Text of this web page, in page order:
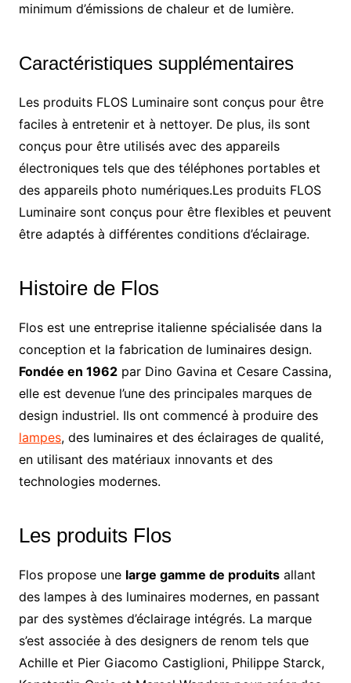
minimum d’émissions de chaleur et de lumière.
Caractéristiques supplémentaires
Les produits FLOS Luminaire sont conçus pour être
faciles à entretenir et à nettoyer. De plus, ils sont
conçus pour être utilisés avec des appareils
électroniques tels que des téléphones portables et
des appareils photo numériques.Les produits FLOS
Luminaire sont conçus pour être flexibles et peuvent
être adaptés à différentes conditions d’éclairage.
Histoire de Flos
Flos est une entreprise italienne spécialisée dans la
conception et la fabrication de luminaires design.
Fondée en 1962par Dino Gavina et Cesare Cassina,
elle est devenue l’une des principales marques de
design industriel. Ils ont commencé à produire des
lampes, des luminaires et des éclairages de qualité,
en utilisant des matériaux innovants et des
technologies modernes.
Les produits Flos
Flos propose une large gamme de produitsallant
des lampes à des luminaires modernes, en passant
par des systèmes d’éclairage intégrés. La marque
s’est associée à des designers de renom tels que
Achille et Pier Giacomo Castiglioni, Philippe Starck,